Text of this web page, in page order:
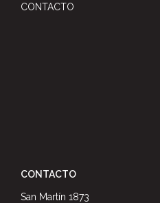
CONTACTO
CONTACTO
San Martín 1873